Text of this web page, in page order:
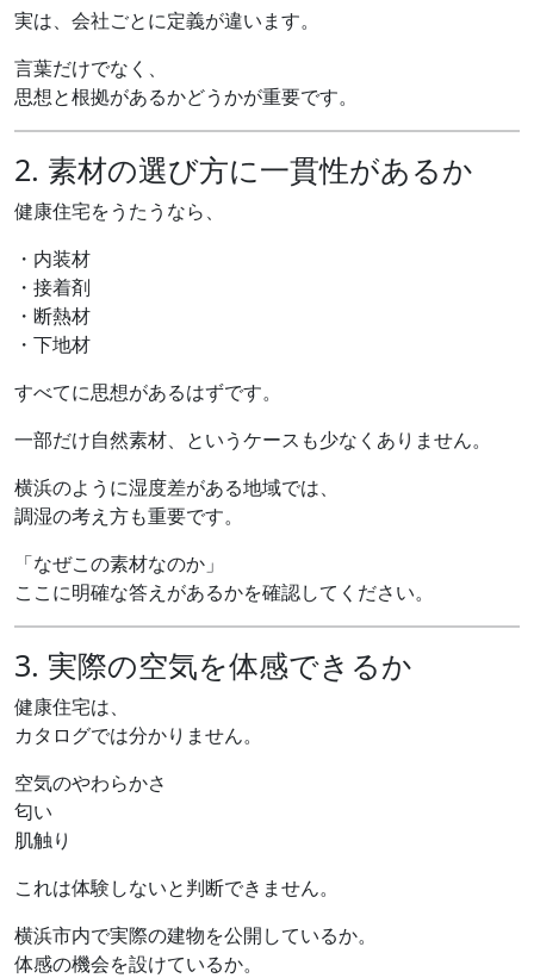
実は、会社ごとに定義が違います。
言葉だけでなく、
思想と根拠があるかどうかが重要です。
2. 素材の選び方に一貫性があるか
健康住宅をうたうなら、
・内装材
・接着剤
・断熱材
・下地材
すべてに思想があるはずです。
一部だけ自然素材、というケースも少なくありません。
横浜のように湿度差がある地域では、
調湿の考え方も重要です。
「なぜこの素材なのか」
ここに明確な答えがあるかを確認してください。
3. 実際の空気を体感できるか
健康住宅は、
カタログでは分かりません。
空気のやわらかさ
匂い
肌触り
これは体験しないと判断できません。
横浜市内で実際の建物を公開しているか。
体感の機会を設けているか。